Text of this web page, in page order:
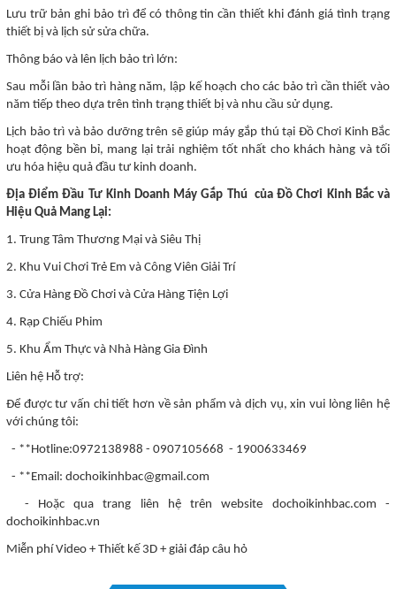
Lưu trữ bản ghi bảo trì để có thông tin cần thiết khi đánh giá tình trạng
thiết bị và lịch sử sửa chữa.
Thông báo và lên lịch bảo trì lớn:
Sau mỗi lần bảo trì hàng năm, lập kế hoạch cho các bảo trì cần thiết vào
năm tiếp theo dựa trên tình trạng thiết bị và nhu cầu sử dụng.
Lịch bảo trì và bảo dưỡng trên sẽ giúp máy gắp thú tại Đồ Chơi Kinh Bắc
hoạt động bền bỉ, mang lại trải nghiệm tốt nhất cho khách hàng và tối
ưu hóa hiệu quả đầu tư kinh doanh.
Địa Điểm Đầu Tư Kinh Doanh Máy Gắp Thú của Đồ Chơi Kinh Bắc và
Hiệu Quả Mang Lại:
1. Trung Tâm Thương Mại và Siêu Thị
2. Khu Vui Chơi Trẻ Em và Công Viên Giải Trí
3. Cửa Hàng Đồ Chơi và Cửa Hàng Tiện Lợi
4. Rạp Chiếu Phim
5. Khu Ẩm Thực và Nhà Hàng Gia Đình
Liên hệ Hỗ trợ:
Để được tư vấn chi tiết hơn về sản phẩm và dịch vụ, xin vui lòng liên hệ
với chúng tôi:
- **Hotline:0972138988 - 0907105668 - 1900633469
- **Email: dochoikinhbac@gmail.com
- Hoặc qua trang liên hệ trên website dochoikinhbac.com -
dochoikinhbac.vn
Miễn phí Video + Thiết kế 3D + giải đáp câu hỏ